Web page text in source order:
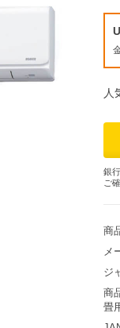
人
銀
ご
商
メ
ジ
商
畳